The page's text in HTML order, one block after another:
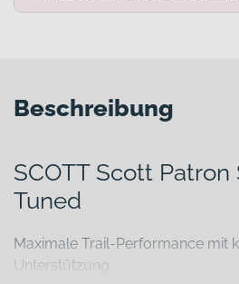
Beschreibung
SCOTT Scott Patron
Tuned
Maximale Trail-Performance mit
Unterstützung